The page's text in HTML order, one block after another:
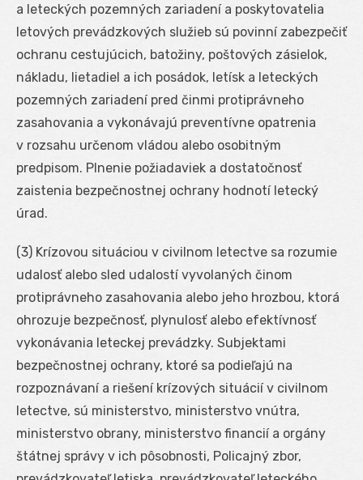
a leteckých pozemných zariadení a poskytovatelia
letových prevádzkových služieb sú povinní zabezpečiť
ochranu cestujúcich, batožiny, poštových zásielok,
nákladu, lietadiel a ich posádok, letísk a leteckých
pozemných zariadení pred činmi protiprávneho
zasahovania a vykonávajú preventívne opatrenia
v rozsahu určenom vládou alebo osobitným
predpisom. Plnenie požiadaviek a dostatočnosť
zaistenia bezpečnostnej ochrany hodnotí letecký
úrad.
(3) Krízovou situáciou v civilnom letectve sa rozumie
udalosť alebo sled udalostí vyvolaných činom
protiprávneho zasahovania alebo jeho hrozbou, ktorá
ohrozuje bezpečnosť, plynulosť alebo efektívnosť
vykonávania leteckej prevádzky. Subjektami
bezpečnostnej ochrany, ktoré sa podieľajú na
rozpoznávaní a riešení krízových situácií v civilnom
letectve, sú ministerstvo, ministerstvo vnútra,
ministerstvo obrany, ministerstvo financií a orgány
štátnej správy v ich pôsobnosti, Policajný zbor,